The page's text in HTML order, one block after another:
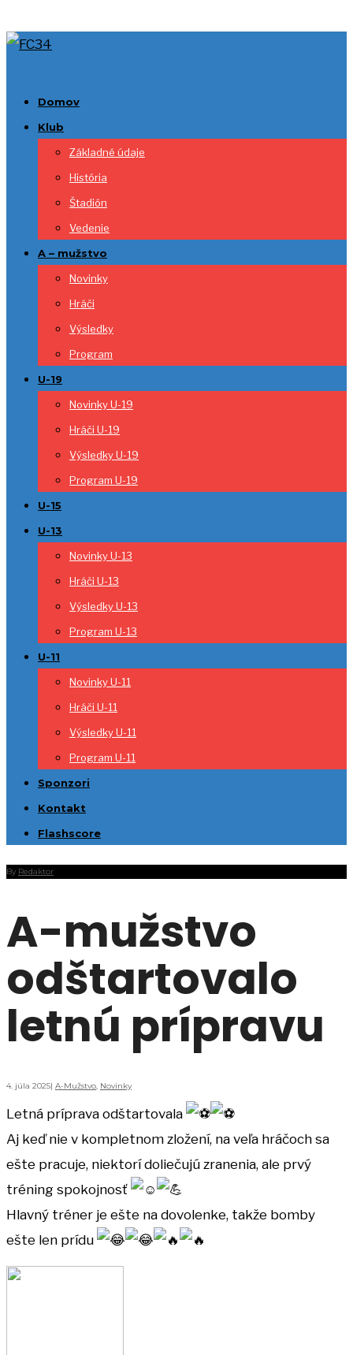
Domov
Klub
Základné údaje
História
Štadión
Vedenie
A – mužstvo
Novinky
Hráči
Výsledky
Program
U-19
Novinky U-19
Hráči U-19
Výsledky U-19
Program U-19
U-15
U-13
Novinky U-13
Hráči U-13
Výsledky U-13
Program U-13
U-11
Novinky U-11
Hráči U-11
Výsledky U-11
Program U-11
Sponzori
Kontakt
Flashscore
By Redaktor
A-mužstvo
odštartovalo
letnú prípravu
4. júla 2025| A-Mužstvo, Novinky
Letná príprava odštartovala
Aj keď nie v kompletnom zložení, na veľa hráčoch sa
ešte pracuje, niektorí doliečujú zranenia, ale prvý
tréning spokojnosť
Hlavný tréner je ešte na dovolenke, takže bomby
ešte len prídu